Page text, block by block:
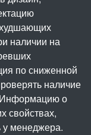
наличии на
по сниженной
наличие
Информацию о
свойствах,
у менеджера.